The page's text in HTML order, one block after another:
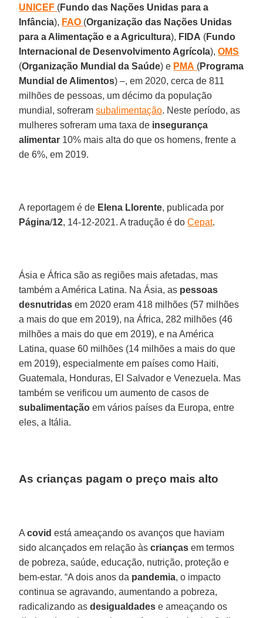
UNICEF (Fundo das Nações Unidas para a
Infância), FAO (Organização das Nações Unidas
para a Alimentação e a Agricultura), FIDA (Fundo
Internacional de Desenvolvimento Agrícola),OMS
(Organização Mundial da Saúde) e PMA (Programa
Mundial de Alimentos) –, em 2020, cerca de 811
milhões de pessoas, um décimo da população
mundial, sofreramsubalimentação. Neste período, as
mulheres sofreram uma taxa de insegurança
alimentar 10% mais alta do que os homens, frente a
de 6%, em 2019.
A reportagem é de Elena Llorente, publicada por
Página/12, 14-12-2021. A tradução é doCepat.
Ásia e África são as regiões mais afetadas, mas
também a América Latina. Na Ásia, as pessoas
desnutridas em 2020 eram 418 milhões (57 milhões
a mais do que em 2019), na África, 282 milhões (46
milhões a mais do que em 2019), e na América
Latina, quase 60 milhões (14 milhões a mais do que
em 2019), especialmente em países como Haiti,
Guatemala, Honduras, El Salvador e Venezuela. Mas
também se verificou um aumento de casos de
subalimentação em vários países da Europa, entre
eles, a Itália.
As crianças pagam o preço mais alto
Acovid está ameaçando os avanços que haviam
sido alcançados em relação àscrianças em termos
de pobreza, saúde, educação, nutrição, proteção e
bem-estar. “A dois anos da pandemia, o impacto
continua se agravando, aumentando a pobreza,
radicalizando asdesigualdades e ameaçando os